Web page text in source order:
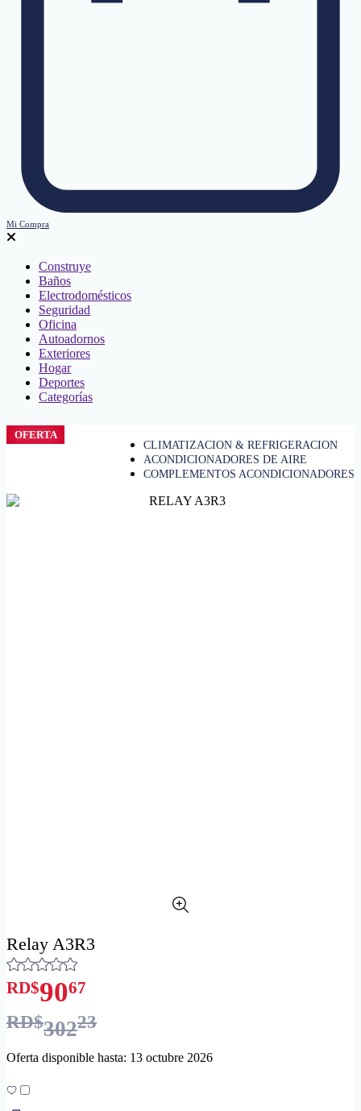
Mi Compra
Construye
Baños
Electrodomésticos
Seguridad
Oficina
Autoadornos
Exteriores
Hogar
Deportes
Categorías
CLIMATIZACION & REFRIGERACION
ACONDICIONADORES DE AIRE
COMPLEMENTOS ACONDICIONADORES
OFERTA
Relay A3R3
RD$9067
RD$30223
Oferta disponible hasta: 13 octubre 2026